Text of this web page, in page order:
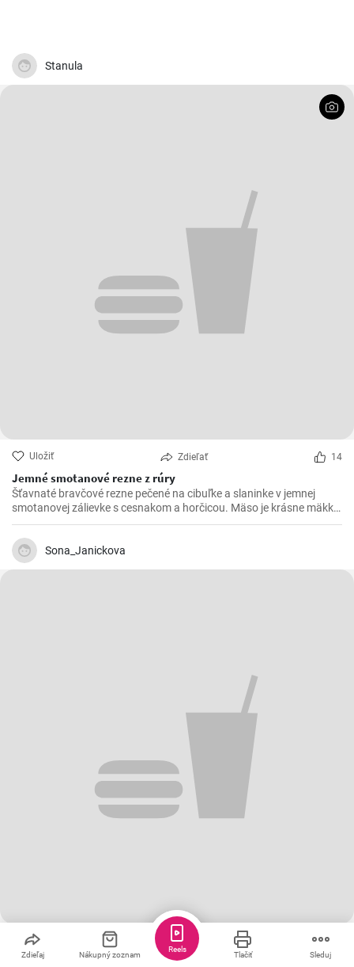
Stanula
Uložiť Zdieľať 14
Jemné smotanové rezne z rúry
Šťavnaté bravčové rezne pečené na cibuľke a slaninke v jemnej
smotanovej zálievke s cesnakom a horčicou. Mäso je krásne mäkké
a doslova sa rozpadá.
Sona_Janickova
Uložiť Zdieľať
Slaný cuketový koláč
Zdieľaj Nákupný zoznam Tlačiť Sleduj
Reels